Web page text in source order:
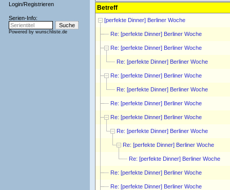
Login/Registrieren
Serien-Info:
Powered by wunschliste.de
Betreff
[perfekte Dinner] Berliner Woche
Re: [perfekte Dinner] Berliner Woche
Re: [perfekte Dinner] Berliner Woche
Re: [perfekte Dinner] Berliner Woche
Re: [perfekte Dinner] Berliner Woche
Re: [perfekte Dinner] Berliner Woche
Re: [perfekte Dinner] Berliner Woche
Re: [perfekte Dinner] Berliner Woche
Re: [perfekte Dinner] Berliner Woche
Re: [perfekte Dinner] Berliner Woche
Re: [perfekte Dinner] Berliner Woche
Re: [perfekte Dinner] Berliner Woche
Re: [perfekte Dinner] Berliner Woche